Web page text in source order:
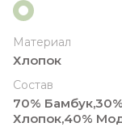
Материал
Хлопок
Состав
70%
Хлопок,40%